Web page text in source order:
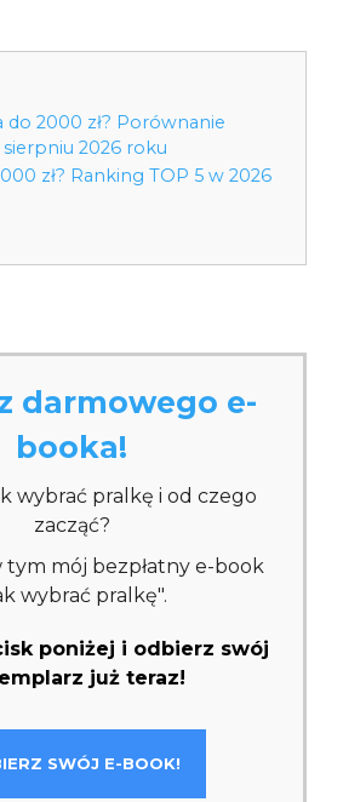
do 2000 zł? Porównanie
2026 roku
zł? Ranking TOP 5 w 2026
darmowego e-
booka!
wybrać pralkę i od czego
zacząć?
tym mój bezpłatny e-book
wybrać pralkę".
poniżej i odbierz swój
już teraz!
SWÓJ E-BOOK!